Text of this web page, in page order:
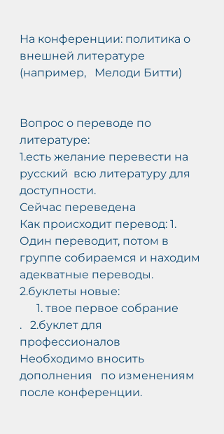
На конференции: политика о
внешней литературе
(например,   Мелоди Битти)
Вопрос о переводе по
литературе:
1.есть желание перевести на
русский  всю литературу для
доступности.
Сейчас переведена
Как происходит перевод: 1.
Один переводит, потом в
группе собираемся и находим
адекватные переводы.
2.буклеты новые:
      1. твое первое собрание
.   2.буклет для
профессионалов
Необходимо вносить
дополнения   по изменениям
после конференции.